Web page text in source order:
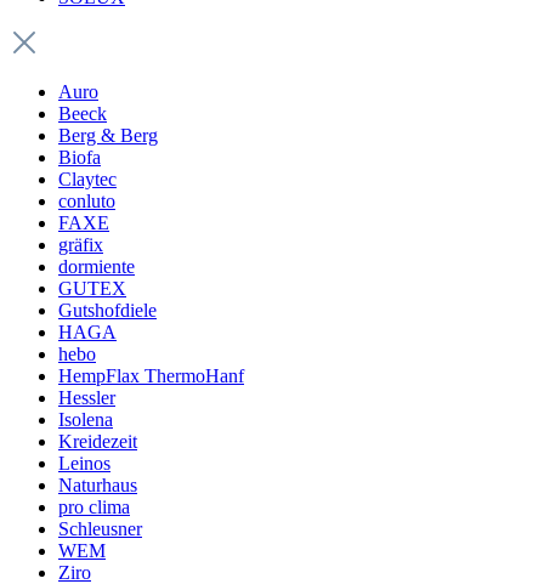
Auro
Beeck
Berg & Berg
Biofa
Claytec
conluto
FAXE
gräfix
dormiente
GUTEX
Gutshofdiele
HAGA
hebo
HempFlax ThermoHanf
Hessler
Isolena
Kreidezeit
Leinos
Naturhaus
pro clima
Schleusner
WEM
Ziro